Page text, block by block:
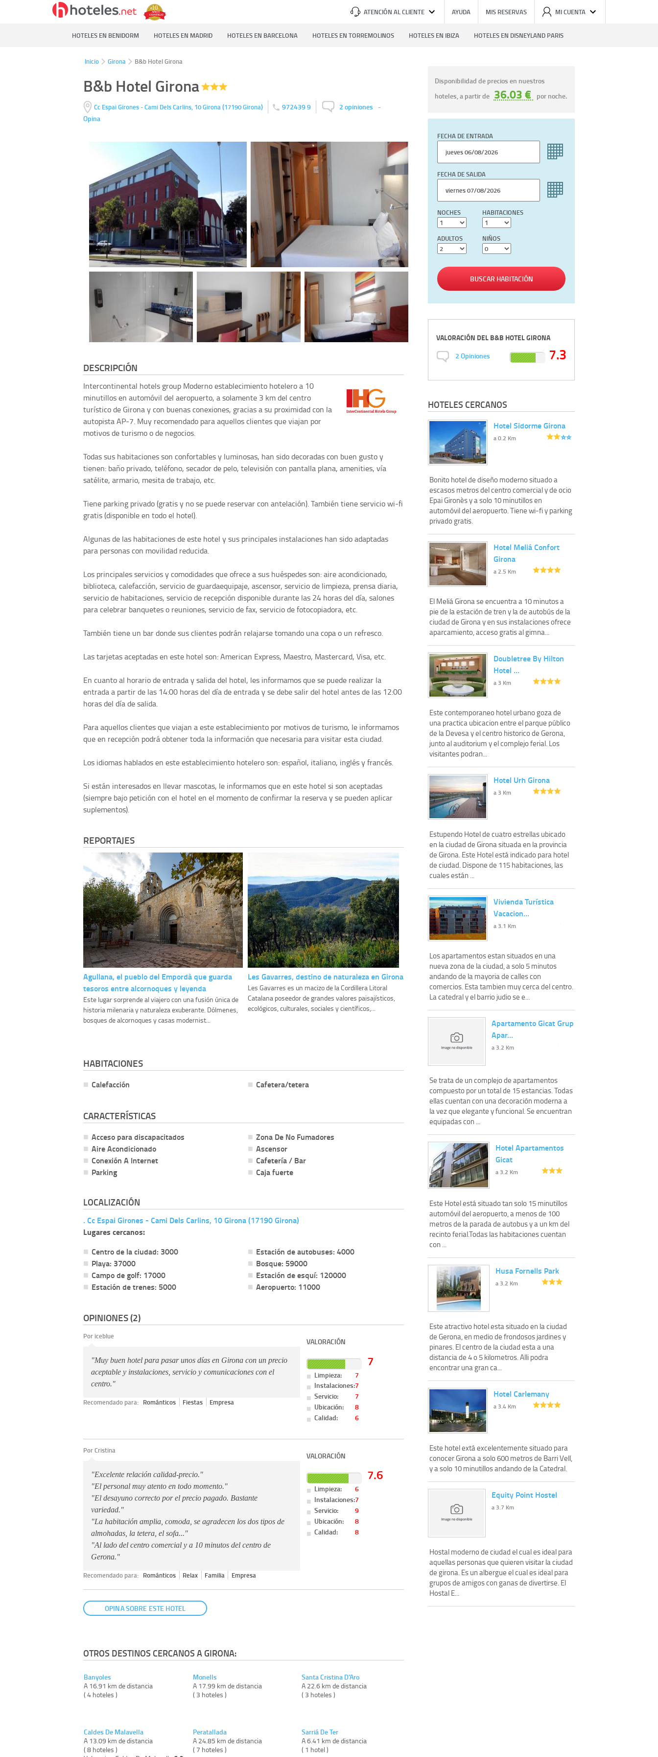
ATENCIÓN AL CLIENTE AYUDA MIS RESERVAS MI CUENTA
HOTELES EN BENIDORM HOTELES EN MADRID HOTELES EN BARCELONA HOTELES EN TORREMOLINOS HOTELES EN IBIZA HOTELES EN DISNEYLAND PARIS
Inicio Girona B&b Hotel Girona
B&b Hotel Girona
Cc Espai Girones - Cami Dels Carlins, 10Girona(17190Girona) 972439 9 2 opiniones -
Opina
DESCRIPCIÓN
Intercontinental hotels group Moderno establecimiento hotelero a 10
minutillos en automóvil del aeropuerto, a solamente 3 km del centro
turístico de Girona y con buenas conexiones, gracias a su proximidad con la
autopista AP-7. Muy recomendado para aquellos clientes que viajan por
motivos de turismo o de negocios.
Todas sus habitaciones son confortables y luminosas, han sido decoradas con buen gusto y
tienen: baño privado, teléfono, secador de pelo, televisión con pantalla plana, amenities, vía
satélite, armario, mesita de trabajo, etc.
Tiene parking privado (gratis y no se puede reservar con antelación). También tiene servicio wi-fi
gratis (disponible en todo el hotel).
Algunas de las habitaciones de este hotel y sus principales instalaciones han sido adaptadas
para personas con movilidad reducida.
Los principales servicios y comodidades que ofrece a sus huéspedes son: aire acondicionado,
biblioteca, calefacción, servicio de guardaequipaje, ascensor, servicio de limpieza, prensa diaria,
servicio de habitaciones, servicio de recepción disponible durante las 24 horas del día, salones
para celebrar banquetes o reuniones, servicio de fax, servicio de fotocopiadora, etc.
También tiene un bar donde sus clientes podrán relajarse tomando una copa o un refresco.
Las tarjetas aceptadas en este hotel son: American Express, Maestro, Mastercard, Visa, etc.
En cuanto al horario de entrada y salida del hotel, les informamos que se puede realizar la
entrada a partir de las 14:00 horas del día de entrada y se debe salir del hotel antes de las 12:00
horas del día de salida.
Para aquellos clientes que viajan a este establecimiento por motivos de turismo, le informamos
que en recepción podrá obtener toda la información que necesaria para visitar esta ciudad.
Los idiomas hablados en este establecimiento hotelero son: español, italiano, inglés y francés.
Si están interesados en llevar mascotas, le informamos que en este hotel si son aceptadas
(siempre bajo petición con el hotel en el momento de confirmar la reserva y se pueden aplicar
suplementos).
REPORTAJES
Agullana, el pueblo del Empordà que guarda
tesoros entre alcornoques y leyenda
Este lugar sorprende al viajero con una fusión única de
historia milenaria y naturaleza exuberante. Dólmenes,
bosques de alcornoques y casas modernist...
Les Gavarres, destino de naturaleza en Girona
Les Gavarres es un macizo de la Cordillera Litoral
Catalana poseedor de grandes valores paisajísticos,
ecológicos, culturales, sociales y científicos,...
HABITACIONES
Calefacción Cafetera/tetera
CARACTERÍSTICAS
Acceso para discapacitados
Aire Acondicionado
Conexión A Internet
Parking
Zona De No Fumadores
Ascensor
Cafetería / Bar
Caja fuerte
LOCALIZACIÓN
. Cc Espai Girones - Cami Dels Carlins, 10 Girona (17190 Girona)
Lugares cercanos:
Centro de la ciudad: 3000
Playa: 37000
Campo de golf: 17000
Estación de trenes: 5000
Estación de autobuses: 4000
Bosque: 59000
Estación de esquí: 120000
Aeropuerto: 11000
OPINIONES (2)
Por iceblue
"Muy buen hotel para pasar unos días en Girona con un precio
aceptable y instalaciones, servicio y comunicaciones con el
centro."
Recomendado para: Románticos Fiestas Empresa
VALORACIÓN
7
Limpieza:
7
Instalaciones:7
Servicio:
7
Ubicación:
8
Calidad:
6
Por Cristina
"Excelente relación calidad-precio."
"El personal muy atento en todo momento."
"El desayuno correcto por el precio pagado. Bastante
variedad."
"La habitación amplia, comoda, se agradecen los dos tipos de
almohadas, la tetera, el sofa..."
"Al lado del centro comercial y a 10 minutos del centro de
Gerona."
Recomendado para: Románticos Relax Familia Empresa
VALORACIÓN
7.6
Limpieza:
6
Instalaciones:7
Servicio:
9
Ubicación:
8
Calidad:
8
OPINA SOBRE ESTE HOTEL
OTROS DESTINOS CERCANOS A GIRONA:
Banyoles
A 16.91 km de distancia
( 4 hoteles )
Caldes De Malavella
A 13.09 km de distancia
( 8 hoteles )
Monells
A 17.99 km de distancia
( 3 hoteles )
Peratallada
A 24.85 km de distancia
( 7 hoteles )
Santa Cristina D'Aro
A 22.6 km de distancia
( 3 hoteles )
Sarriá De Ter
A 6.41 km de distancia
( 1 hotel )
Disponibilidad de precios en nuestros
hoteles, a partir de 36.03 € por noche.
FECHA DE ENTRADA
FECHA DE SALIDA
NOCHES HABITACIONES
ADULTOS NIÑOS
BUSCAR HABITACIÓN
VALORACIÓN DELB&B HOTEL GIRONA
2Opiniones 7.3
HOTELES CERCANOS
Hotel Sidorme Girona
⭐️⭐️
a 0.2 Km
Bonito hotel de diseño moderno situado a
escasos metros del centro comercial y de ocio
Epai Gironès y a solo 10 minutillos en
automóvil del aeropuerto. Tiene wi-fi y parking
privado gratis.
Hotel Meliá Confort
Girona
a 2.5 Km
El Meliá Girona se encuentra a 10 minutos a
pie de la estación de tren y la de autobús de la
ciudad de Girona y en sus instalaciones ofrece
aparcamiento, acceso gratis al gimna...
Doubletree By Hilton
Hotel …
a 3 Km
Este contemporaneo hotel urbano goza de
una practica ubicacion entre el parque público
de la Devesa y el centro historico de Gerona,
junto al auditorium y el complejo ferial. Los
visitantes podran...
Hotel Urh Girona
a 3 Km
Estupendo Hotel de cuatro estrellas ubicado
en la ciudad de Girona situada en la provincia
de Girona. Este Hotel está indicado para hotel
de ciudad. Dispone de 115 habitaciones, las
cuales están ...
Vivienda Turística
Vacacion…
a 3.1 Km
Los apartamentos estan situados en una
nueva zona de la ciudad, a solo 5 minutos
andando de la mayoria de calles con
comercios. Esta tambien muy cerca del centro.
La catedral y el barrio judio se e...
Apartamento Gicat Grup
Apar…
a 3.2 Km
Se trata de un complejo de apartamentos
compuesto por un total de 15 estancias. Todas
ellas cuentan con una decoración moderna a
la vez que elegante y funcional. Se encuentran
equipadas con ...
Hotel Apartamentos
Gicat
a 3.2 Km
Este Hotel está situado tan solo 15 minutillos
automóvil del aeropuerto, a menos de 100
metros de la parada de autobus y a un km del
recinto ferial.Todas las habitaciones cuentan
con ...
Husa Fornells Park
a 3.2 Km
Este atractivo hotel esta situado en la ciudad
de Gerona, en medio de frondosos jardines y
pinares. El centro de la ciudad esta a una
distancia de 4 o 5 kilometros. Alli podra
encontrar una gran ca...
Hotel Carlemany
a 3.4 Km
Este hotel extá excelentemente situado para
conocer Girona a solo 600 metros de Barri Vell,
y a solo 10 minutillos andando de la Catedral.
Equity Point Hostel
a 3.7 Km
Hostal moderno de ciudad el cual es ideal para
aquellas personas que quieren visitar la ciudad
de girona. Es un albergue el cual es ideal para
grupos de amigos con ganas de divertirse. El
Hostal E...